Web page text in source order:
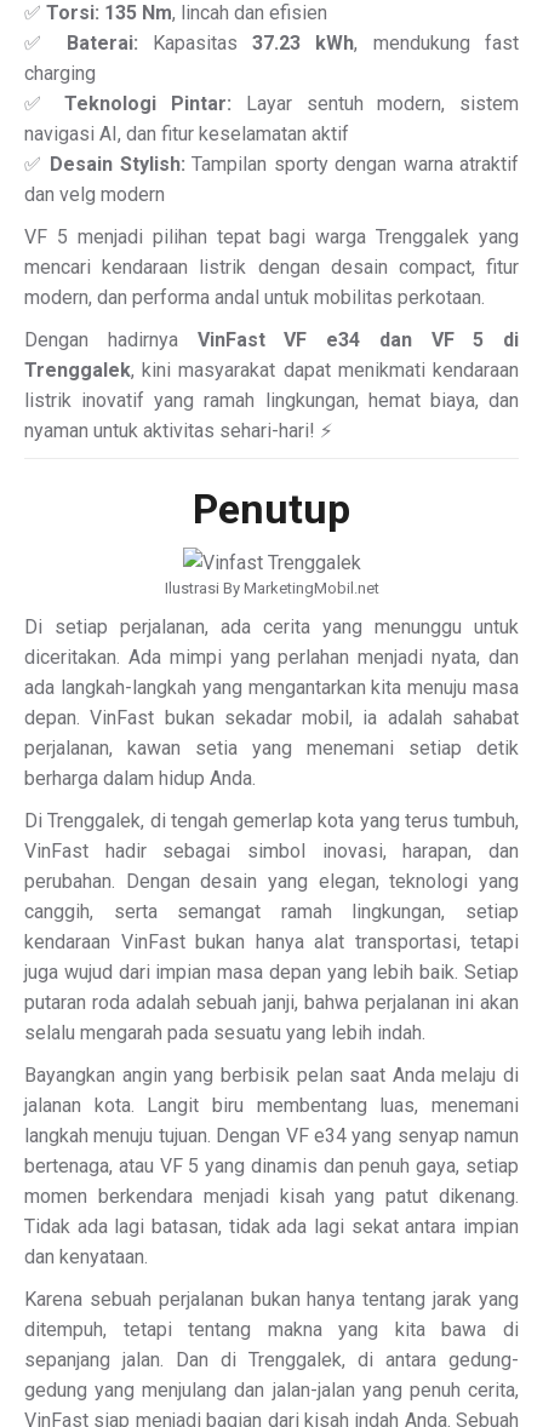
✅ Torsi: 135 Nm, lincah dan efisien
✅ Baterai: Kapasitas37.23 kWh, mendukung fast
charging
✅Teknologi Pintar: Layar sentuh modern, sistem
navigasi AI, dan fitur keselamatan aktif
✅ Desain Stylish: Tampilan sporty dengan warna atraktif
dan velg modern
VF 5 menjadi pilihan tepat bagi warga Trenggalek yang
mencari kendaraan listrik dengan desain compact, fitur
modern, dan performa andal untuk mobilitas perkotaan.
Dengan hadirnya VinFast VF e34 dan VF 5 di
Trenggalek, kini masyarakat dapat menikmati kendaraan
listrik inovatif yang ramah lingkungan, hemat biaya, dan
nyaman untuk aktivitas sehari-hari! ⚡
Penutup
Ilustrasi By MarketingMobil.net
Di setiap perjalanan, ada cerita yang menunggu untuk
diceritakan. Ada mimpi yang perlahan menjadi nyata, dan
ada langkah-langkah yang mengantarkan kita menuju masa
depan. VinFast bukan sekadar mobil, ia adalah sahabat
perjalanan, kawan setia yang menemani setiap detik
berharga dalam hidup Anda.
Di Trenggalek, di tengah gemerlap kota yang terus tumbuh,
VinFast hadir sebagai simbol inovasi, harapan, dan
perubahan. Dengan desain yang elegan, teknologi yang
canggih, serta semangat ramah lingkungan, setiap
kendaraan VinFast bukan hanya alat transportasi, tetapi
juga wujud dari impian masa depan yang lebih baik. Setiap
putaran roda adalah sebuah janji, bahwa perjalanan ini akan
selalu mengarah pada sesuatu yang lebih indah.
Bayangkan angin yang berbisik pelan saat Anda melaju di
jalanan kota. Langit biru membentang luas, menemani
langkah menuju tujuan. Dengan VF e34 yang senyap namun
bertenaga, atau VF 5 yang dinamis dan penuh gaya, setiap
momen berkendara menjadi kisah yang patut dikenang.
Tidak ada lagi batasan, tidak ada lagi sekat antara impian
dan kenyataan.
Karena sebuah perjalanan bukan hanya tentang jarak yang
ditempuh, tetapi tentang makna yang kita bawa di
sepanjang jalan. Dan di Trenggalek, di antara gedung-
gedung yang menjulang dan jalan-jalan yang penuh cerita,
VinFast siap menjadi bagian dari kisah indah Anda. Sebuah